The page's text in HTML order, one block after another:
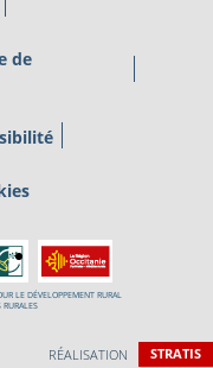
de
LE DÉVELOPPEMENT RURAL
RURALES
RÉALISATION STRATIS